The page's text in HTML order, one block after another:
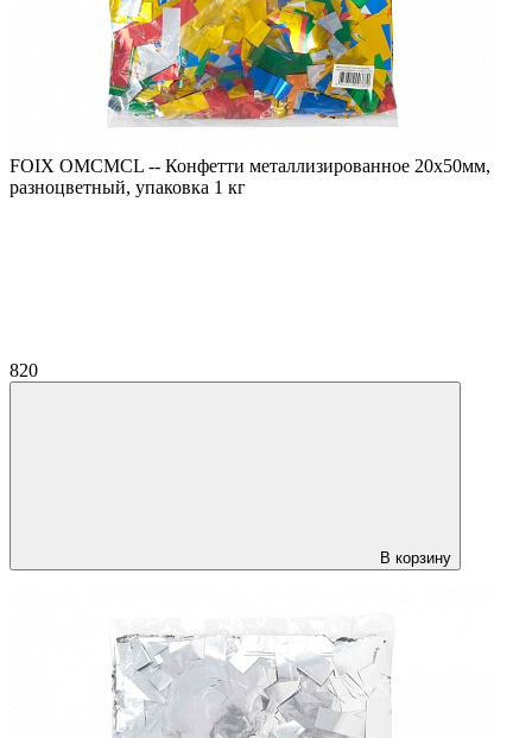
FOIX OMCMCL -- Конфетти металлизированное 20х50мм,
разноцветный, упаковка 1 кг
820
В корзину